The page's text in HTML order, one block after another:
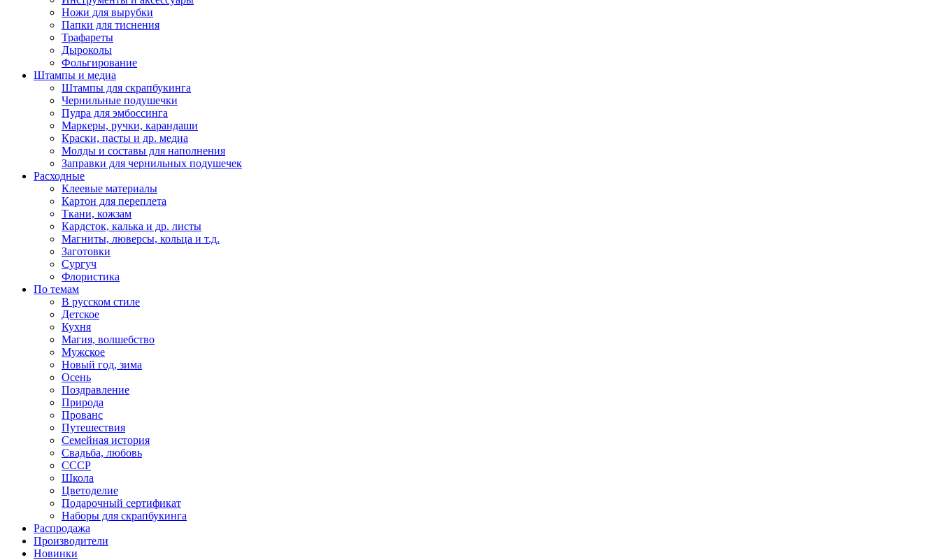
Ножи для вырубки
Папки для тиснения
Трафареты
Дыроколы
Фольгирование
Штампы и медиа
Штампы для скрапбукинга
Чернильные подушечки
Пудра для эмбоссинга
Маркеры, ручки, карандаши
Краски, пасты и др. медиа
Молды и составы для наполнения
Заправки для чернильных подушечек
Расходные
Клеевые материалы
Картон для переплета
Ткани, кожзам
Кардсток, калька и др. листы
Магниты, люверсы, кольца и т.д.
Заготовки
Сургуч
Флористика
По темам
В русском стиле
Детское
Кухня
Магия, волшебство
Мужское
Новый год, зима
Осень
Поздравление
Природа
Прованс
Путешествия
Семейная история
Свадьба, любовь
СССР
Школа
Цветоделие
Подарочный сертификат
Наборы для скрапбукинга
Распродажа
Производители
Новинки